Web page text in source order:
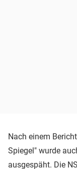
Nach einem
Spiegel" wurde
ausgespäht. Die